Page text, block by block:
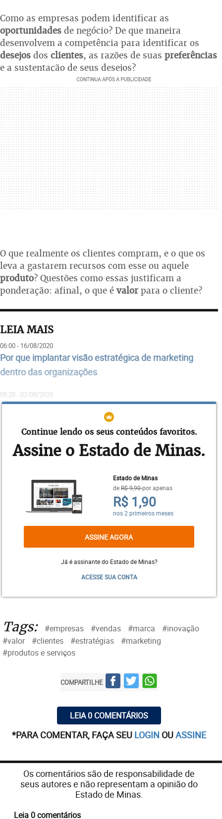
Como as empresas podem identificar as
oportunidades de negócio? De que maneira
desenvolvem a competência para identificar os
desejos dos clientes, as razões de suas preferências
e a sustentação de seus desejos?
O que realmente os clientes compram, e o que os
leva a gastarem recursos com esse ou aquele
produto? Questões como essas justificam a
ponderação: afinal, o que é valor para o cliente?
LEIA MAIS
06:00 - 16/08/2020
Por que implantar visão estratégica de marketing
dentro das organizações
09:20 - 02/08/2020
Empreendedorismo e indicações para o alcance de
maior sucesso nas empresas
06:00 - 26/07/2020
Superar as aspirações dos clientes, a verdadeira
Esta resposta seria mais fácil se não houvessem
mudanças tão marcantes e constantes por parte
dos clientes, em um mercado em que gerações
Todo produto ou serviço precisa ser muito mais do
que aquilo que representa materialmente.
Continue lendo os seus conteúdos favoritos.
Assine o Estado de Minas.
Estado de Minas
deR$ 9,90por apenas
R$ 1,90
nos 2 primeiros meses
ASSINE AGORA
Já é assinante do Estado de Minas?
ACESSE SUA CONTA
Tags: #empresas #vendas #marca
#inovação
#valor
#clientes #estratégias
#marketing
#produtos e serviços
COMPARTILHE
LEIA 0 COMENTÁRIOS
*PARA COMENTAR, FAÇA SEU LOGIN OUASSINE
Os comentários são de responsabilidade de
seus autores e não representam a opinião do
Estado de Minas.
Leia 0 comentários